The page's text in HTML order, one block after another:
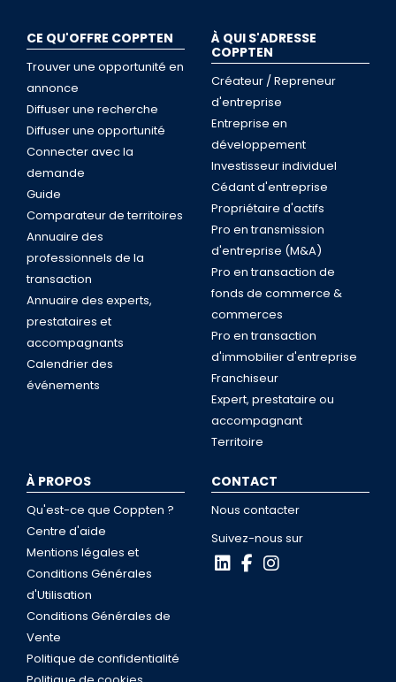
CE QU'OFFRE COPPTEN
Trouver une opportunité en
annonce
Diffuser une recherche
Diffuser une opportunité
Connecter avec la
demande
Guide
Comparateur de territoires
Annuaire des
professionnels de la
transaction
Annuaire des experts,
prestataires et
accompagnants
Calendrier des
événements
À QUI S'ADRESSE
COPPTEN
Créateur / Repreneur
d'entreprise
Entreprise en
développement
Investisseur individuel
Cédant d'entreprise
Propriétaire d'actifs
Pro en transmission
d'entreprise (M&A)
Pro en transaction de
fonds de commerce &
commerces
Pro en transaction
d'immobilier d'entreprise
Franchiseur
Expert, prestataire ou
accompagnant
Territoire
À PROPOS
Qu'est-ce que Coppten ?
Centre d'aide
Mentions légales et
Conditions Générales
d'Utilisation
Conditions Générales de
Vente
Politique de confidentialité
CONTACT
Nous contacter
Suivez-nous sur